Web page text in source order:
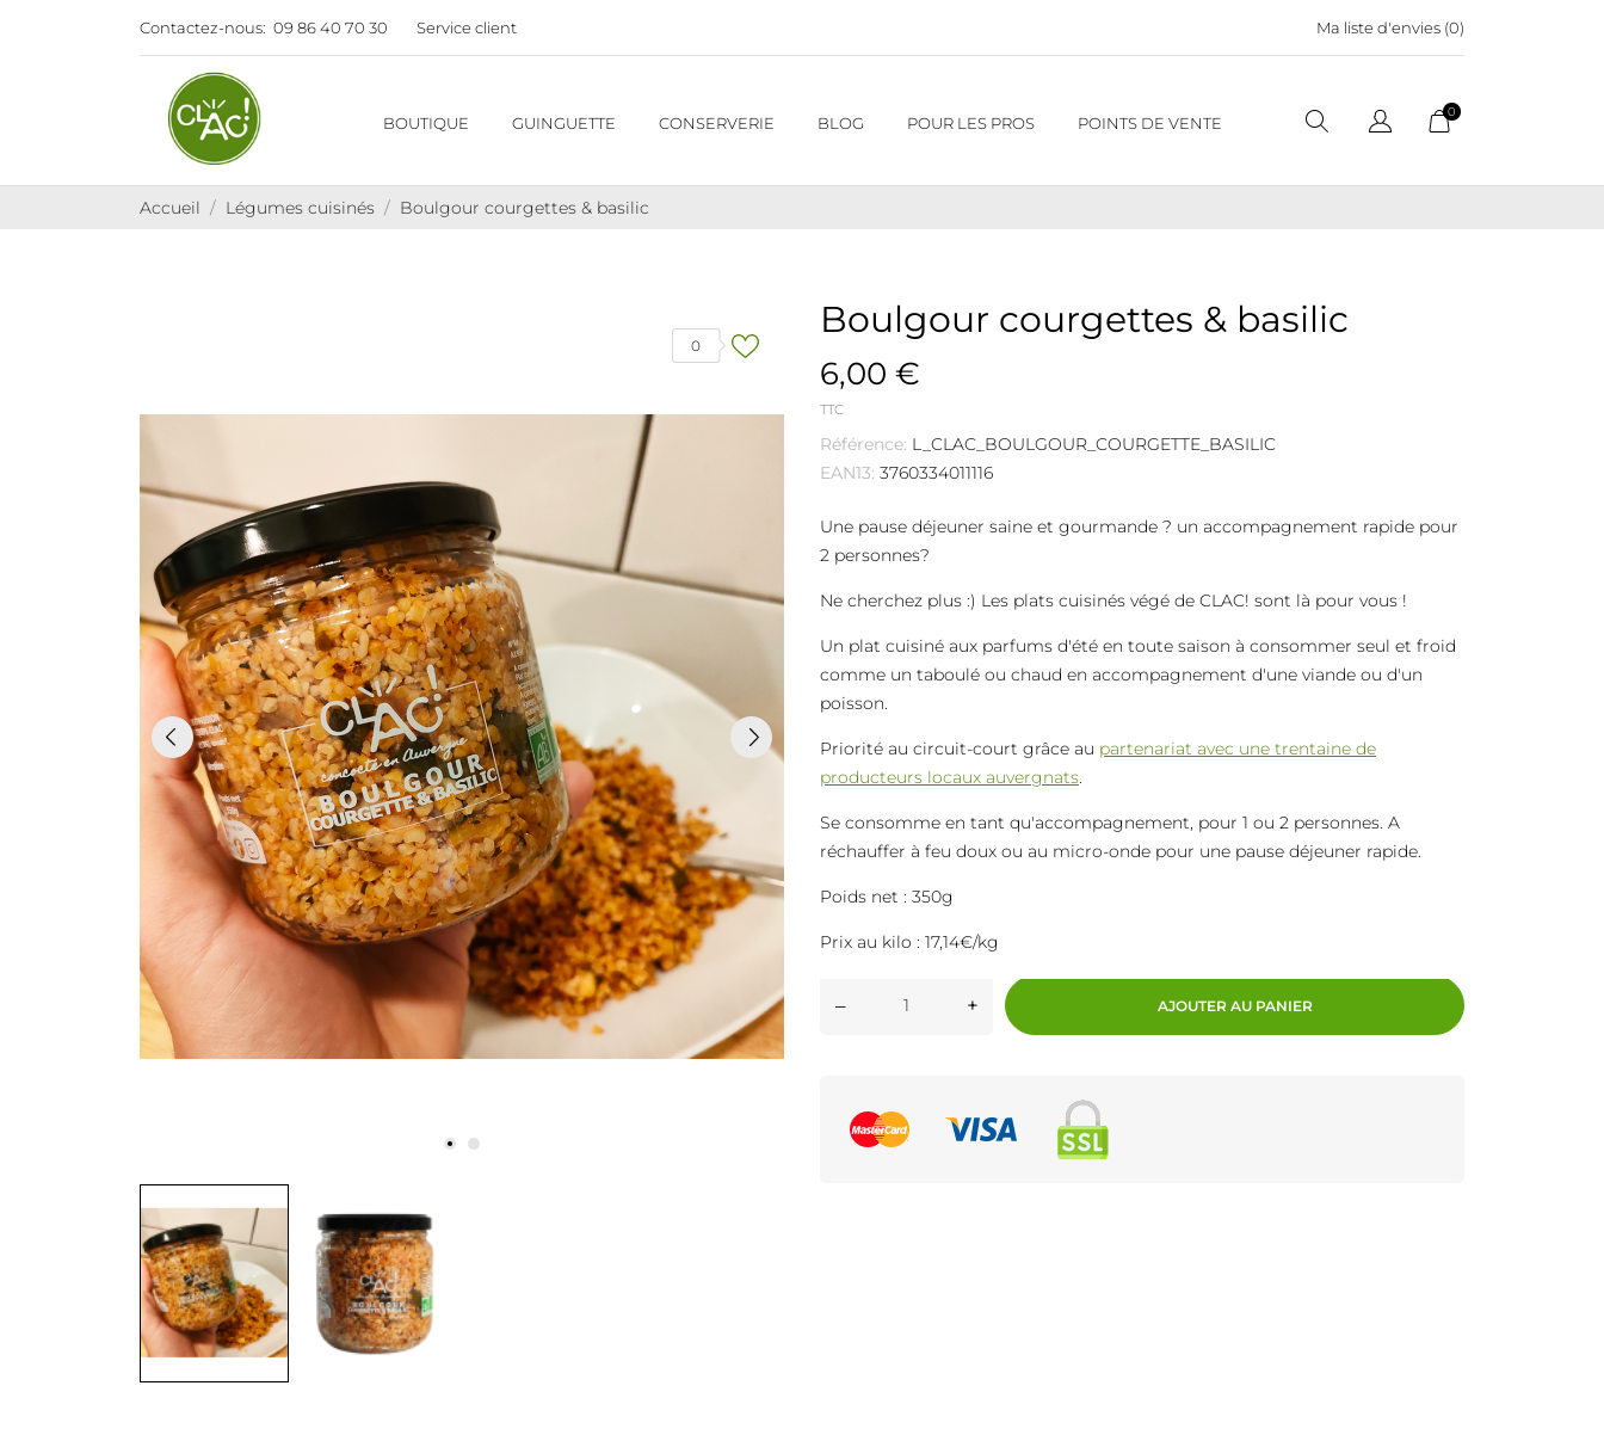
Contactez-nous: 09 86 40 70 30 Service client Ma liste d'envies (0)
BOUTIQUE GUINGUETTE CONSERVERIE BLOG POUR LES PROS POINTS DE VENTE
0
Accueil Légumes cuisinés Boulgour courgettes & basilic
0
Boulgour courgettes & basilic
6,00 €
TTC
Référence: L_CLAC_BOULGOUR_COURGETTE_BASILIC
EAN13: 3760334011116
Une pause déjeuner saine et gourmande ? un accompagnement rapide pour
2 personnes?
Ne cherchez plus :) Les plats cuisinés végé de CLAC! sont là pour vous !
Un plat cuisiné aux parfums d'été en toute saison à consommer seul et froid
comme un taboulé ou chaud en accompagnement d'une viande ou d'un
poisson.
Priorité au circuit-court grâce au partenariat avec une trentaine de
producteurs locaux auvergnats.
Se consomme en tant qu'accompagnement, pour 1 ou 2 personnes. A
réchauffer à feu doux ou au micro-onde pour une pause déjeuner rapide.
Poids net : 350g
Prix au kilo : 17,14€/kg
– + AJOUTER AU PANIER